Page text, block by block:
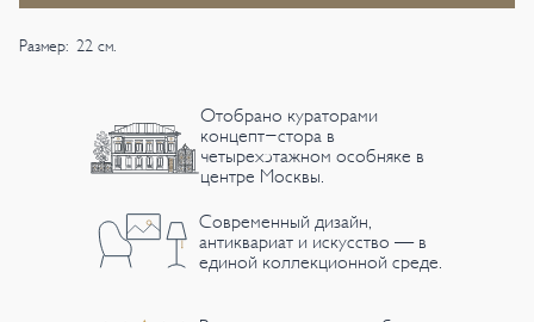
Размер: 22 см.
Отобрано кураторами
концепт-стора в
четырехэтажном особняке в
центре Москвы.
Современный дизайн,
антиквариат и искусство — в
единой коллекционной среде.